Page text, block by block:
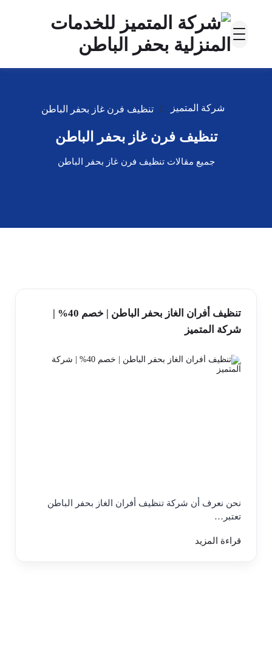
شركة المتميز تنظيف فرن غاز بحفر الباطن
تنظيف فرن غاز بحفر الباطن
جميع مقالات تنظيف فرن غاز بحفر الباطن
تنظيف أفران الغاز بحفر الباطن | خصم 40% |
شركة المتميز
نحن نعرف أن شركة تنظيف أفران الغاز بحفر الباطن
تعتبر…
قراءة المزيد